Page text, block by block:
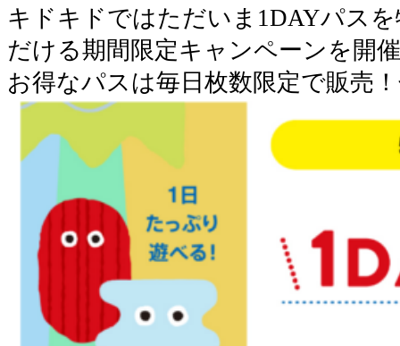
キドキドではただいま1DAYパス
だける期間限定キャンペーンを開
お得なパスは毎日枚数限定で販売